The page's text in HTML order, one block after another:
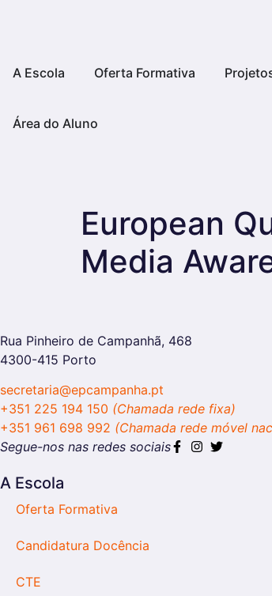
A Escola Oferta Formativa
Área do Aluno
European
Media
Rua Pinheiro de Campanhã, 468
4300-415 Porto
secretaria@epcampanha.pt
+351 225 194 150 (Chamada rede fixa)
+351 961 698 992 (Chamada rede móvel
Segue-nos nas redes sociais
A Escola
Oferta Formativa
Candidatura Docência
CTE